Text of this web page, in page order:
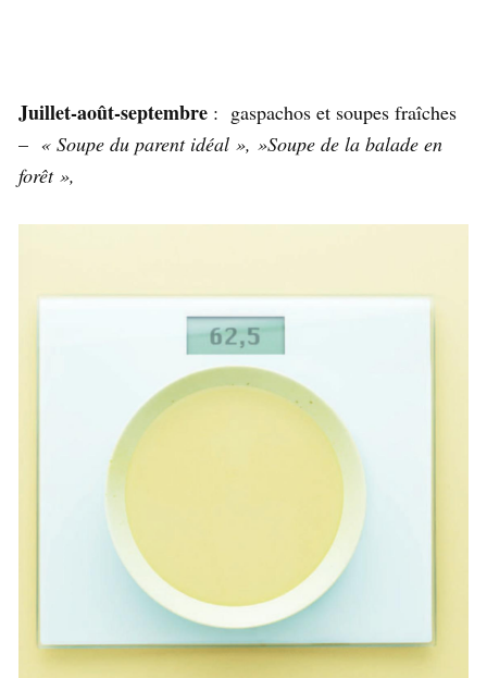
Juillet-août-septembre : gaspachos et soupes fraîches
– « Soupe du parent idéal », »Soupe de la balade en
forêt »,